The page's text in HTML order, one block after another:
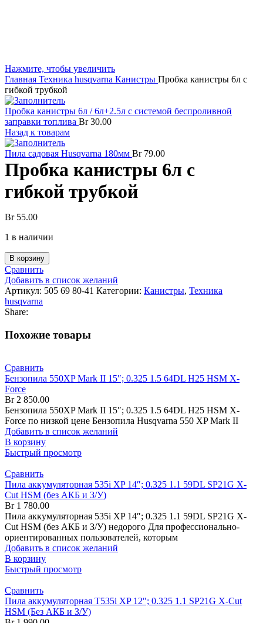
Нажмите, чтобы увеличить
Главная Техника husqvarna Канистры Пробка канистры 6л с
гибкой трубкой
Пробка канистры 6л / 6л+2.5л с системой беспроливной
заправки топлива Br30.00
Назад к товарам
Пила садовая Husqvarna 180мм Br79.00
Пробка канистры 6л с
гибкой трубкой
Br55.00
1 в наличии
В корзину
Сравнить
Добавить в список желаний
Артикул: 505 69 80-41 Категории: Канистры, Техника
husqvarna
Share:
Похожие товары
Сравнить
Бензопила 550XP Mark II 15″; 0.325 1.5 64DL H25 HSM X-
Force
Br2 850.00
Бензопила 550XP Mark II 15″; 0.325 1.5 64DL H25 HSM X-
Force по низкой цене Бензопила Husqvarna 550 XP Mark II
Добавить в список желаний
В корзину
Быстрый просмотр
Сравнить
Пила аккумуляторная 535i XP 14″; 0.325 1.1 59DL SP21G X-
Cut HSM (без АКБ и З/У)
Br1 780.00
Пила аккумуляторная 535i XP 14″; 0.325 1.1 59DL SP21G X-
Cut HSM (без АКБ и З/У) недорого Для профессионально-
ориентированных пользователей, которым
Добавить в список желаний
В корзину
Быстрый просмотр
Сравнить
Пила аккумуляторная T535i XP 12″; 0.325 1.1 SP21G X-Cut
HSM (Без АКБ и З/У)